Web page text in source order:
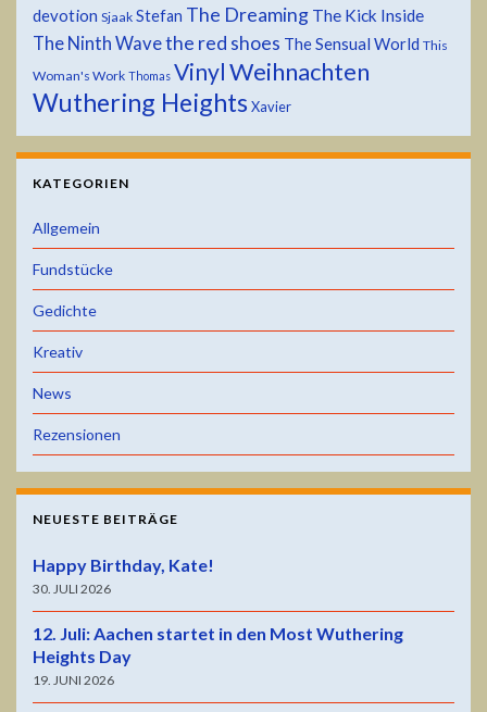
devotion Sjaak Stefan The Dreaming The Kick Inside
The Ninth Wavethe red shoes The Sensual World This
Woman's Work Thomas VinylWeihnachten
Wuthering Heights Xavier
KATEGORIEN
Allgemein
Fundstücke
Gedichte
Kreativ
News
Rezensionen
NEUESTE BEITRÄGE
Happy Birthday, Kate!
30. JULI 2026
12. Juli: Aachen startet in den Most Wuthering
Heights Day
19. JUNI 2026